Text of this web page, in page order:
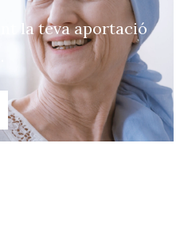
la teva aportació